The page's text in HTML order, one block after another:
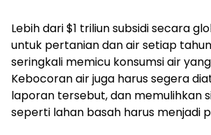
Lebih dari $1 triliun subsidi secara
untuk pertanian dan air setiap
seringkali memicu konsumsi air
Kebocoran air juga harus segera
laporan tersebut, dan memulihkan
seperti lahan basah harus menjadi